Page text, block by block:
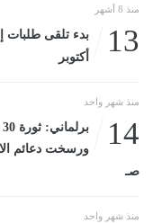
منذ 8 أشهر
13
أكتوبر
منذ شهر واحد
14
صـ
منذ شهر واحد